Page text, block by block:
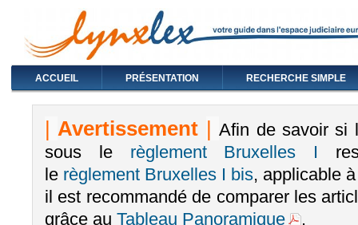
ACCUEIL PRÉSENTATION RECHERCHE SIMPLE
|Avertissement | Afin de savoir si
sous le règlement Bruxelles I
le règlement Bruxelles I bis, applicable
il est recommandé de comparer les
grâce au Tableau Panoramique .